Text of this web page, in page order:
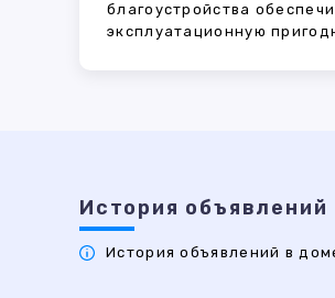
благоустройства
эксплуатационную
История объявлений
История объявлений в